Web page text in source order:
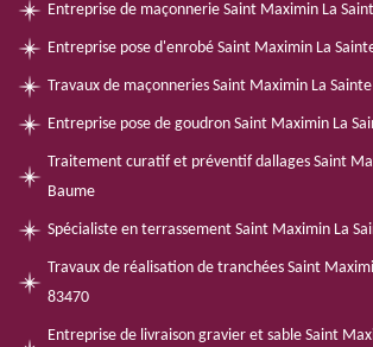
Entreprise de maçonnerie Saint Maximin La
Entreprise pose d'enrobé Saint Maximin La
Travaux de maçonneries Saint Maximin La
Entreprise pose de goudron Saint Maximin La
Traitement curatif et préventif dallages Saint
Baume
Spécialiste en terrassement Saint Maximin La
Travaux de réalisation de tranchées Saint
83470
Entreprise de livraison gravier et sable Saint